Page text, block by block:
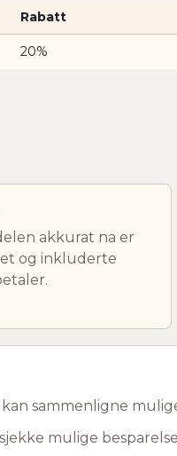
Rabatt
20%
akkurat na er
og inkluderte
sammenligne
mulige